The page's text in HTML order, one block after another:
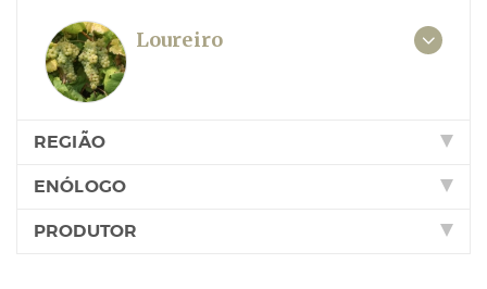
Loureiro
REGIÃO
ENÓLOGO
PRODUTOR